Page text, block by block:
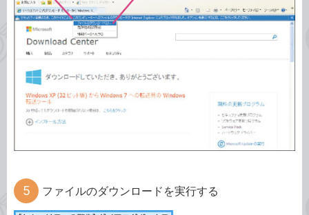
ファイルのダウンロードを実行する